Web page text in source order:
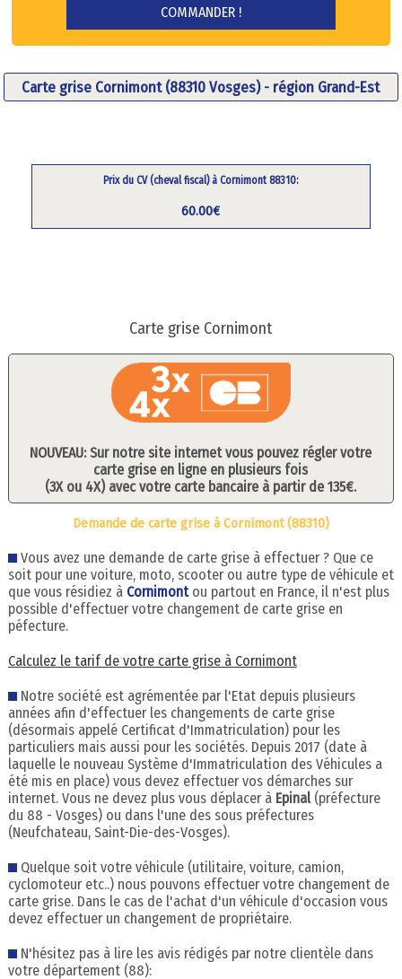
Carte grise Cornimont (88310 Vosges) - région Grand-Est
Prix du CV (cheval fiscal) à Cornimont 88310:
60.00€
Carte grise Cornimont
NOUVEAU: Sur notre site internet vous pouvez régler votre
carte grise en ligne en plusieurs fois
(3X ou 4X) avec votre carte bancaire à partir de 135€.
Demande de carte grise à Cornimont (88310)
Vous avez une demande de carte grise à effectuer ? Que ce
soit pour une voiture, moto, scooter ou autre type de véhicule et
que vous résidiez à Cornimont ou partout en France, il n'est plus
possible d'effectuer votre changement de carte grise en
péfecture.
Calculez le tarif de votre carte grise à Cornimont
Notre société est agrémentée par l'Etat depuis plusieurs
années afin d'effectuer les changements de carte grise
(désormais appelé Certificat d'Immatriculation) pour les
particuliers mais aussi pour les sociétés. Depuis 2017 (date à
laquelle le nouveau Système d'Immatriculation des Véhicules a
été mis en place) vous devez effectuer vos démarches sur
internet. Vous ne devez plus vous déplacer à Epinal(préfecture
du 88 - Vosges) ou dans l'une des sous préfectures
(Neufchateau, Saint-Die-des-Vosges).
Quelque soit votre véhicule (utilitaire, voiture, camion,
cyclomoteur etc..) nous pouvons effectuer votre changement de
carte grise. Dans le cas de l'achat d'un véhicule d'occasion vous
devez effectuer un changement de propriétaire.
N'hésitez pas à lire les avis rédigés par notre clientèle dans
votre département (88):